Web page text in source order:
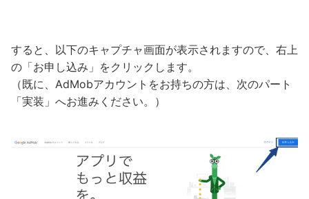
すると、以下のキャプチャ画面が表示されますので、右上
の「お申し込み」をクリックします。
（既に、AdMobアカウントをお持ちの方は、次のパート
「実装」へお進みください。）